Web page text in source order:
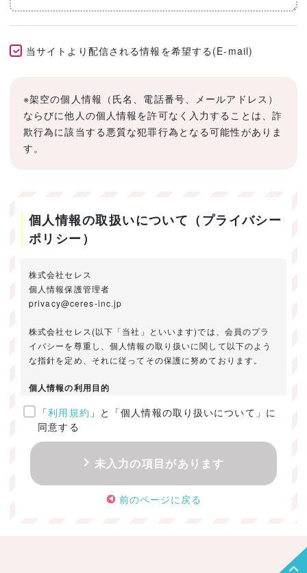
当サイトより配信される情報を希望する(E-mail)
※架空の個人情報（氏名、電話番号、メールアドレス）
ならびに他人の個人情報を許可なく入力することは、詐
欺行為に該当する悪質な犯罪行為となる可能性がありま
す。
個人情報の取扱いについて（プライバシー
ポリシー）
株式会社セレス
個人情報保護管理者
privacy@ceres-inc.jp
株式会社セレス(以下「当社」といいます)では、会員のプラ
イバシーを尊重し、個人情報の取り扱いに関して以下のよう
な指針を定め、それに従ってその保護に努めております。
個人情報の利用目的
ご提供いただきました個人情報は、以下のためにのみ利用い
たします。
・お問い合わせに対する回答及び資料送付のご連絡
・当社のお客様向けサービスの提供
・本人確認
・サービスの開発・改善のための分析
「利用規約 」と「個人情報の取り扱いについて」に
同意する
未入力の項目があります
前のページに戻る